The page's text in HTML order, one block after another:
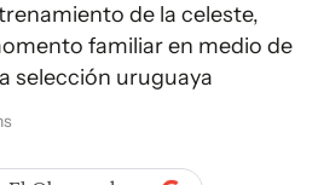
de la celeste,
familiar en medio de
selección uruguaya